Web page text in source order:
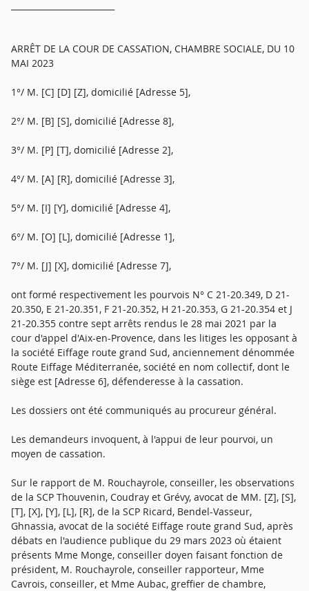
ARRÊT DE LA COUR DE CASSATION, CHAMBRE SOCIALE, DU 10
MAI 2023
1°/ M. [C] [D] [Z], domicilié [Adresse 5],
2°/ M. [B] [S], domicilié [Adresse 8],
3°/ M. [P] [T], domicilié [Adresse 2],
4°/ M. [A] [R], domicilié [Adresse 3],
5°/ M. [I] [Y], domicilié [Adresse 4],
6°/ M. [O] [L], domicilié [Adresse 1],
7°/ M. [J] [X], domicilié [Adresse 7],
ont formé respectivement les pourvois N° C 21-20.349, D 21-
20.350, E 21-20.351, F 21-20.352, H 21-20.353, G 21-20.354 et J
21-20.355 contre sept arrêts rendus le 28 mai 2021 par la
cour d'appel d'Aix-en-Provence, dans les litiges les opposant à
la société Eiffage route grand Sud, anciennement dénommée
Route Eiffage Méditerranée, société en nom collectif, dont le
siège est [Adresse 6], défenderesse à la cassation.
Les dossiers ont été communiqués au procureur général.
Les demandeurs invoquent, à l'appui de leur pourvoi, un
moyen de cassation.
Sur le rapport de M. Rouchayrole, conseiller, les observations
de la SCP Thouvenin, Coudray et Grévy, avocat de MM. [Z], [S],
[T], [X], [Y], [L], [R], de la SCP Ricard, Bendel-Vasseur,
Ghnassia, avocat de la société Eiffage route grand Sud, après
débats en l'audience publique du 29 mars 2023 où étaient
présents Mme Monge, conseiller doyen faisant fonction de
président, M. Rouchayrole, conseiller rapporteur, Mme
Cavrois, conseiller, et Mme Aubac, greffier de chambre,